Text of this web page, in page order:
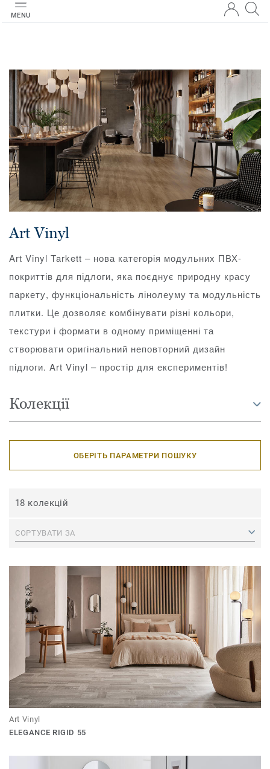
MENU
Art Vinyl
Art Vinyl Tarkett – нова категорія модульних ПВХ-
покриттів для підлоги, яка поєднує природну красу
паркету, функціональність лінолеуму та модульність
плитки. Це дозволяє комбінувати різні кольори,
текстури і формати в одному приміщенні та
створювати оригінальний неповторний дизайн
підлоги. Art Vinyl – простір для експериментів!
Колекції
ОБЕРІТЬ ПАРАМЕТРИ ПОШУКУ
18 колекцій
СОРТУВАТИ ЗА
Art Vinyl
ELEGANCE RIGID 55